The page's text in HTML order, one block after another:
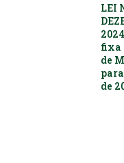
LEI
fixa
de
de